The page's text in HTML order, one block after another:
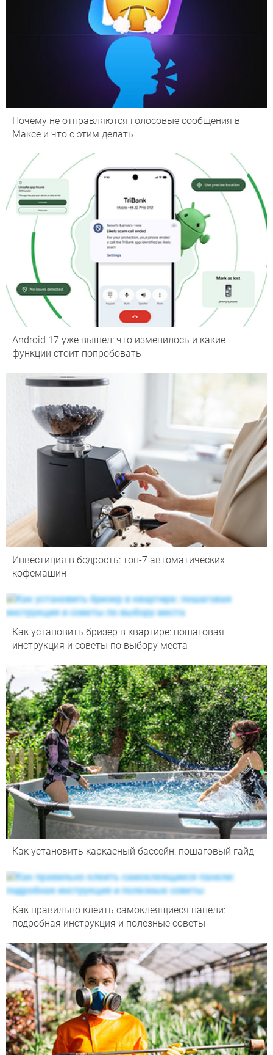
Почему не отправляются голосовые сообщения в
Максе и что с этим делать
Android 17 уже вышел: что изменилось и какие
функции стоит попробовать
Инвестиция в бодрость: топ-7 автоматических
кофемашин
Как установить бризер в квартире: пошаговая
инструкция и советы по выбору места
Как установить каркасный бассейн: пошаговый гайд
Как правильно клеить самоклеящиеся панели:
подробная инструкция и полезные советы